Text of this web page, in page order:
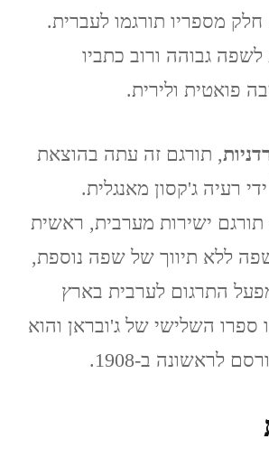
חלק מספריו תורגמו לעברית.
גבוהה ורוב כתביו
פואטית ולירית.
, תורגם זה עתה בהוצאת
רעיה ג'קסון מאנגלית.
ישירות מערבית, ראשית
ללא תיווך של שפה נוספת,
התרגום לערבית בארץ
ספרו השלישי של ג'ובראן והוא